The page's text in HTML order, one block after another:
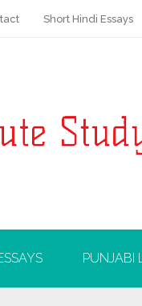
Short Hindi Essays
PUNJABI